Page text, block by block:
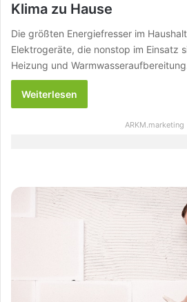
Klima zu Hause
Die größten Energiefresser im
Elektrogeräte, die nonstop im Einsatz
Heizung und
Weiterlesen
ARKM.marketing